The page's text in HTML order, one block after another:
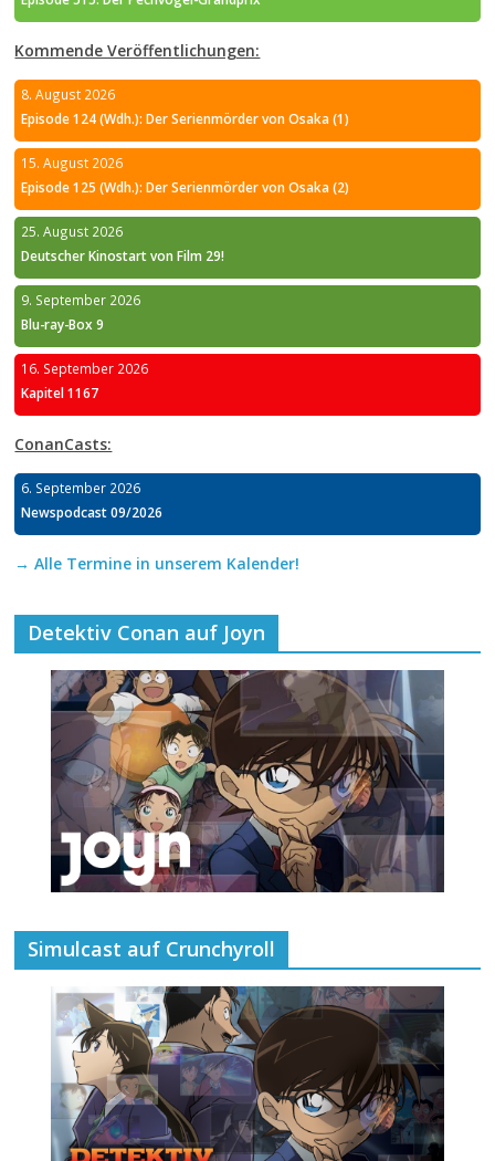
Kommende Veröffentlichungen:
8. August 2026
Episode 124 (Wdh.): Der Serienmörder von Osaka (1)
15. August 2026
Episode 125 (Wdh.): Der Serienmörder von Osaka (2)
25. August 2026
Deutscher Kinostart von Film 29!
9. September 2026
Blu-ray-Box 9
16. September 2026
Kapitel 1167
ConanCasts:
6. September 2026
Newspodcast 09/2026
→ Alle Termine in unserem Kalender!
Detektiv Conan auf Joyn
Simulcast auf Crunchyroll